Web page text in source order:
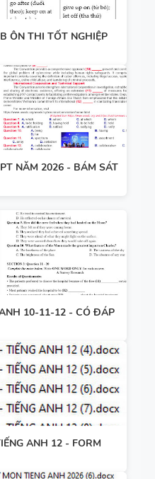
ÔN THI TỐT NGHIỆP
NĂM 2026 - BÁM SÁT
10-11-12 - CÓ ĐÁP
ANH 12 - FORM